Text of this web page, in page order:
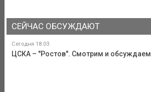
СЕЙЧАС ОБСУЖДАЮТ
Сегодня 18:03
ЦСКА – "Ростов". Смотрим и обсуждаем